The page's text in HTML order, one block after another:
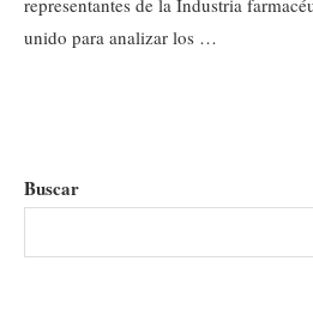
representantes de la Industria
unido para analizar los …
Buscar